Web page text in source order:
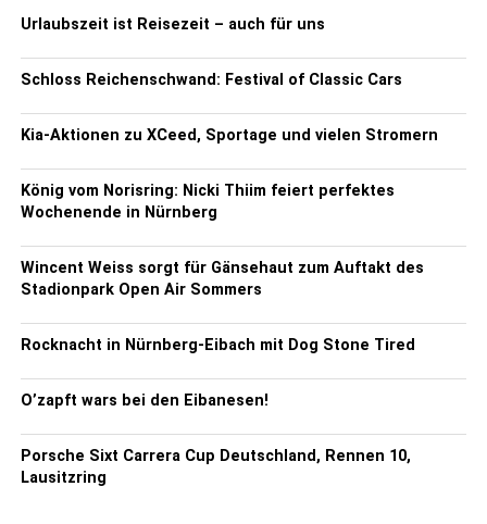
Urlaubszeit ist Reisezeit – auch für uns
Schloss Reichenschwand: Festival of Classic Cars
Kia-Aktionen zu XCeed, Sportage und vielen Stromern
König vom Norisring: Nicki Thiim feiert perfektes
Wochenende in Nürnberg
Wincent Weiss sorgt für Gänsehaut zum Auftakt des
Stadionpark Open Air Sommers
Rocknacht in Nürnberg-Eibach mit Dog Stone Tired
O’zapft wars bei den Eibanesen!
Porsche Sixt Carrera Cup Deutschland, Rennen 10,
Lausitzring